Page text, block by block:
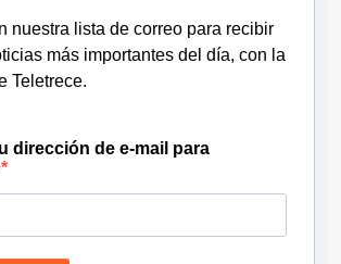
nuestra lista de correo para recibir
más importantes del día, con la
Teletrece.
dirección de e-mail para